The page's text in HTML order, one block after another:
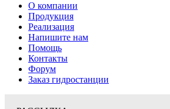
О компании
Продукция
Реализация
Напишите нам
Помощь
Контакты
Форум
Заказ гидростанции